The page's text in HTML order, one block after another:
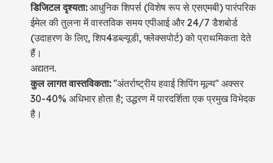
डिजिटल दृश्यता:आधुनिक शिपर्स (विशेष रूप से एसएमबी) पारंपरिक
ईमेल की तुलना में वास्तविक समय एपीआई और 24/7 डैशबोर्ड
(उदाहरण के लिए, शिप4डब्ल्यूडी, फ्लेक्सपोर्ट) को प्राथमिकता देते
हैं।
अद्यतन.
कुल लागत वास्तविकता:''अंतर्राष्ट्रीय हवाई शिपिंग मूल्य'' अक्सर
30-40% अधिभार होता है; उद्धरण में पारदर्शिता एक प्रमुख विभेदक
है।